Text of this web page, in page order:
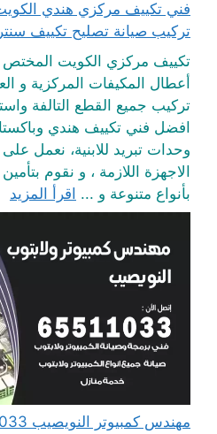
تركيب صيانة تصليح تكييف
تكييف مركزي الكويت المختص
أعطال المكيفات المركزية و
تركيب جميع القطع التالفة
افضل فني تكييف هندي
وحدات تبريد للابنية، نعمل
الاجهزة اللازمة ، و نقوم
بأنواع متنوعة و ... اقرأ المزيد